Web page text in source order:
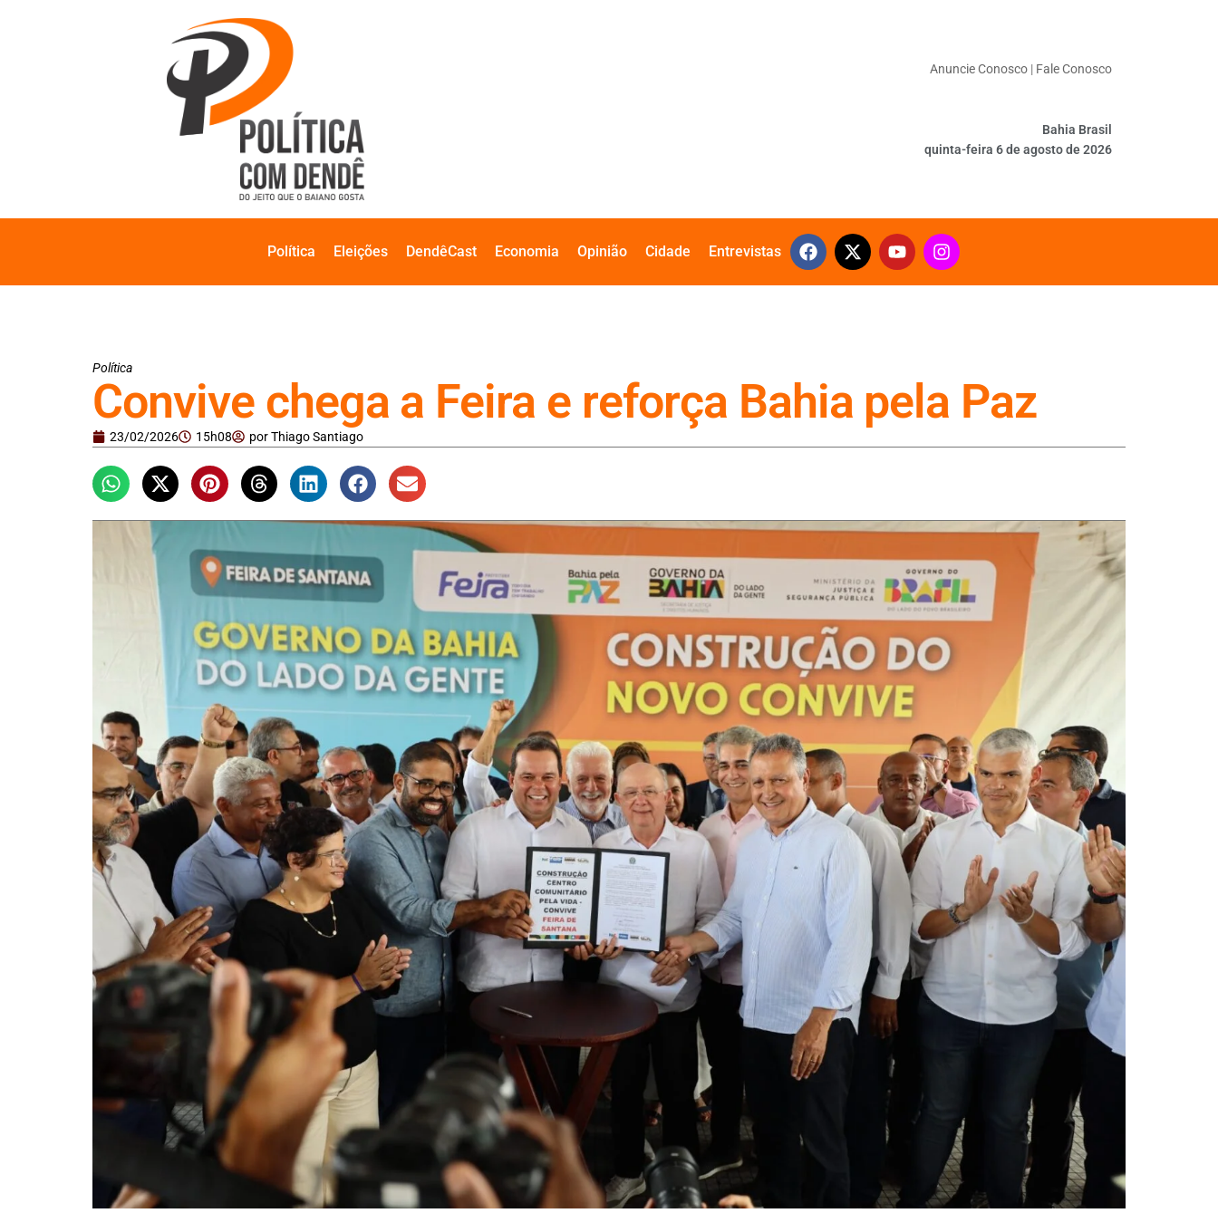
Anuncie Conosco | Fale Conosco
Bahia Brasil
quinta-feira 6 de agosto de 2026
Política Eleições DendêCast Economia Opinião Cidade Entrevistas
Política
Convive chega a Feira e reforça Bahia pela Paz
23/02/2026 15h08 porThiago Santiago